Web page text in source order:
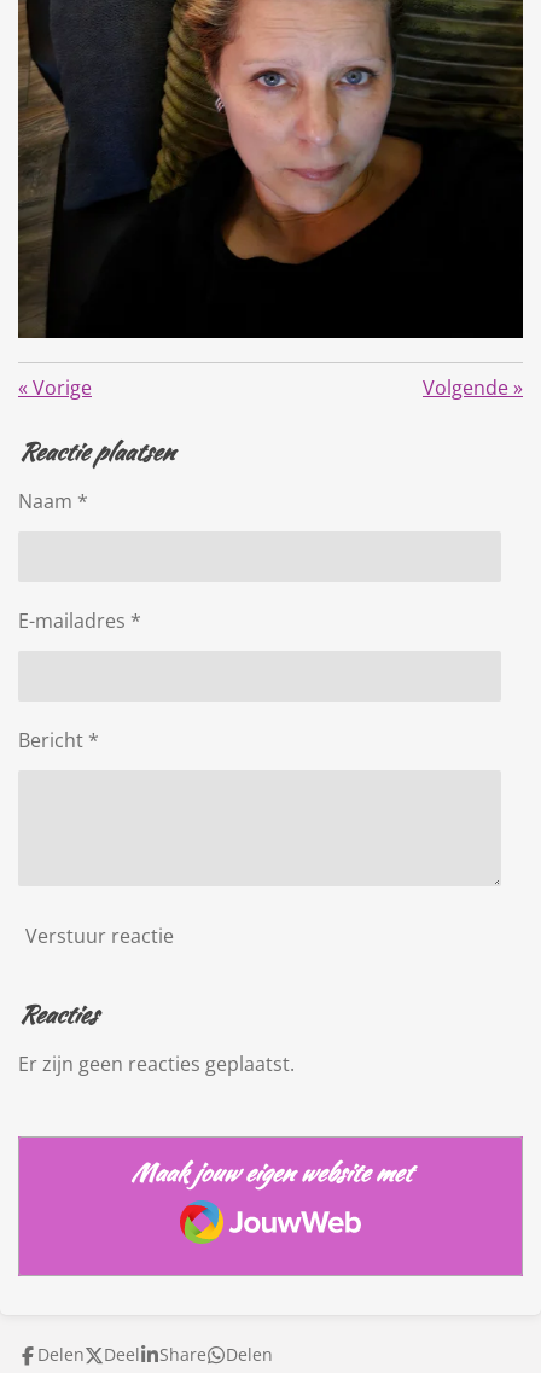
« Vorige Volgende»
Reactie plaatsen
Naam *
E-mailadres *
Bericht *
Verstuur reactie
Reacties
Er zijn geen reacties geplaatst.
Maak jouw eigen website met
JouwWeb
Delen Deel Share Delen